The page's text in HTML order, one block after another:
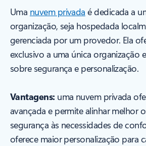
Uma nuvem privada é dedicada a
organização, seja hospedada
gerenciada por um provedor. Ela
exclusivo a uma única organização
sobre segurança e personalização.
Vantagens: uma nuvem privada
avançada e permite alinhar melhor
segurança às necessidades de
oferece maior personalização para